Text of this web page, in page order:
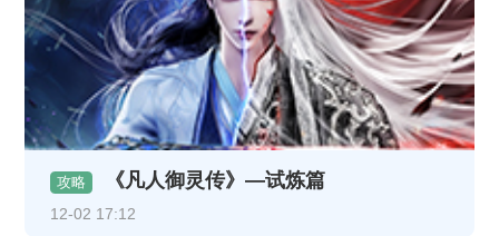
攻略 《凡人御灵传》—试炼篇
12-02 17:12